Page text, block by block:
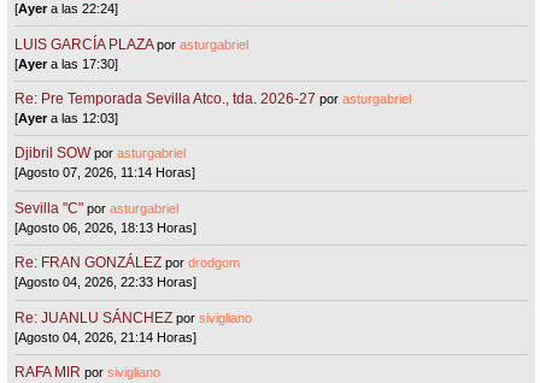
[Ayera las 22:24]
LUIS GARCÍA PLAZA porasturgabriel
[Ayera las 17:30]
Re: Pre Temporada Sevilla Atco., tda. 2026-27 porasturgabriel
[Ayera las 12:03]
Djibril SOW porasturgabriel
[Agosto 07, 2026, 11:14 Horas]
Sevilla "C"porasturgabriel
[Agosto 06, 2026, 18:13 Horas]
Re: FRAN GONZÁLEZ pordrodgom
[Agosto 04, 2026, 22:33 Horas]
Re: JUANLU SÁNCHEZ porsivigliano
[Agosto 04, 2026, 21:14 Horas]
RAFA MIR porsivigliano